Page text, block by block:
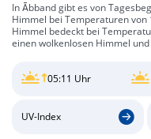
In Ābband gibt es von
Himmel bei Temperaturen von
Himmel bedeckt bei
einen wolkenlosen Himmel
05:11 Uhr
UV-Index